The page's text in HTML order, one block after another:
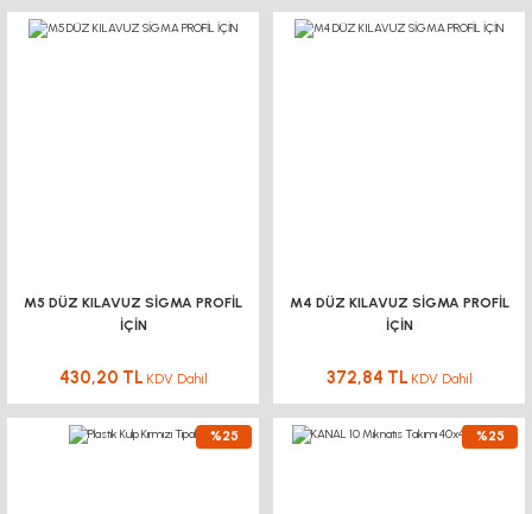
M5 DÜZ KILAVUZ SİGMA PROFİL
İÇİN
430,20 TL KDV Dahil
M4 DÜZ KILAVUZ SİGMA PROFİL
İÇİN
372,84 TL KDV Dahil
%25 %25